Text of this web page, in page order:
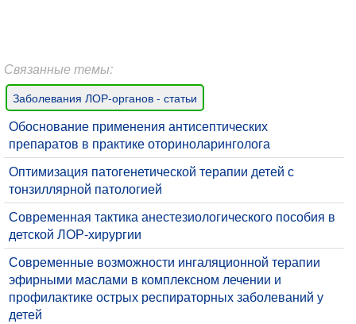
Связанные темы:
Заболевания ЛОР-органов - статьи
Обоснование применения антисептических
препаратов в практике оториноларинголога
Оптимизация патогенетической терапии детей с
тонзиллярной патологией
Современная тактика анестезиологического пособия в
детской ЛОР-хирургии
Современные возможности ингаляционной терапии
эфирными маслами в комплексном лечении и
профилактике острых респираторных заболеваний у
детей